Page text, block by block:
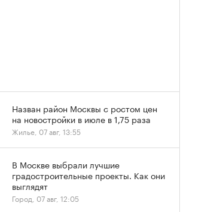
Назван район Москвы с ростом цен
на новостройки в июле в 1,75 раза
Жилье, 07 авг, 13:55
В Москве выбрали лучшие
градостроительные проекты. Как они
выглядят
Город, 07 авг, 12:05